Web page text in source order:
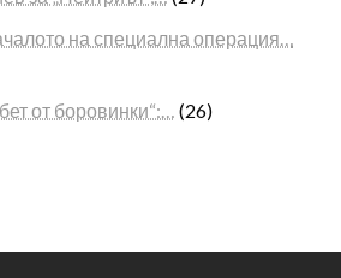
на специална операция…
от боровинки“:… (26)